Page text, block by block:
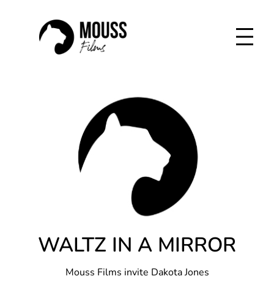
WALTZ IN A MIRROR
Mouss Films invite Dakota Jones